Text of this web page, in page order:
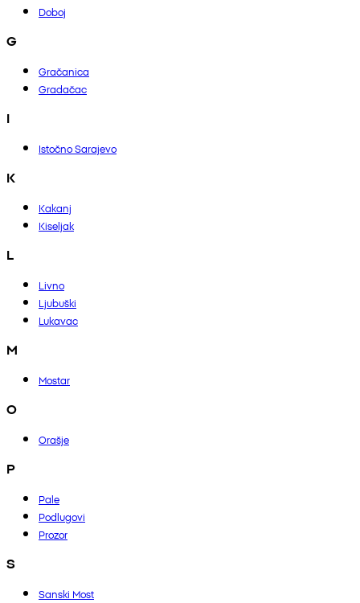
Doboj
G
Gračanica
Gradačac
I
Istočno Sarajevo
K
Kakanj
Kiseljak
L
Livno
Ljubuški
Lukavac
M
Mostar
O
Orašje
P
Pale
Podlugovi
Prozor
S
Sanski Most